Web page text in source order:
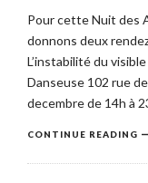
Pour cette Nuit des
donnons deux
L’instabilité du
Danseuse 102 rue
decembre de 14h à
CONTINUE READING